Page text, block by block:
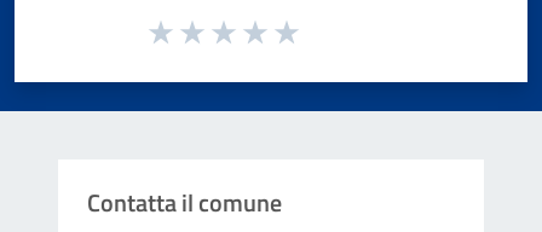
Valuta da 1 a 5 stelle la pagina
Contatta il comune